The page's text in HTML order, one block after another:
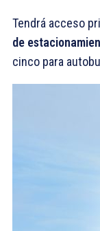
Tendrá acceso
de
cinco para